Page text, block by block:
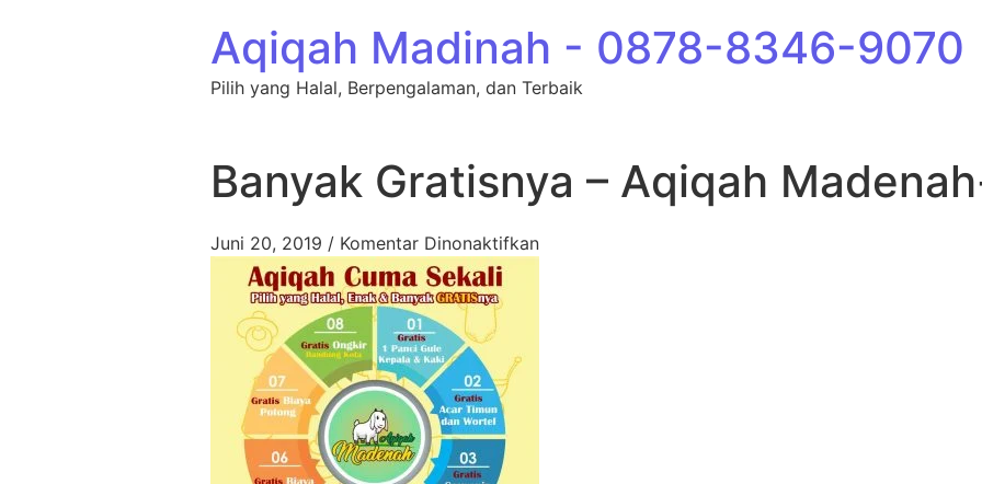
Aqiqah Madinah - 0878-8346-9070
Pilih yang Halal, Berpengalaman, dan Terbaik
Banyak Gratisnya – Aqiqah
Juni 20, 2019 / Komentar Dinonaktifkanpada Banyak Gratisnya – Aqiqah Madenah-min